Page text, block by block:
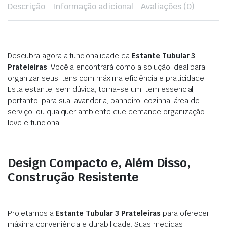
Descrição Informação adicional Avaliações (0)
Descubra agora a funcionalidade da Estante Tubular 3
Prateleiras . Você a encontrará como a solução ideal para
organizar seus itens com máxima eficiência e praticidade.
Esta estante, sem dúvida, torna-se um item essencial,
portanto, para sua lavanderia, banheiro, cozinha, área de
serviço, ou qualquer ambiente que demande organização
leve e funcional.
Design Compacto e, Além Disso,
Construção Resistente
Projetamos a Estante Tubular 3 Prateleiras para oferecer
máxima conveniência e durabilidade. Suas medidas